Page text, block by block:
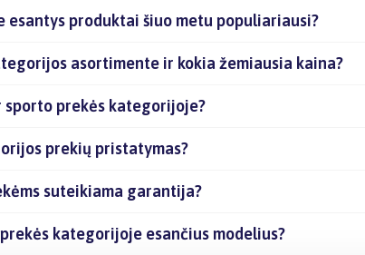
produktai šiuo metu populiariausi?
asortimente ir kokia žemiausia kaina?
sporto prekės kategorijoje?
prekių pristatymas?
suteikiama garantija?
kategorijoje esančius modelius?